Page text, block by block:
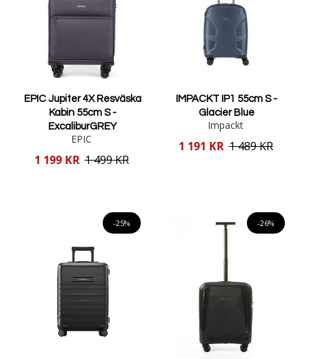
EPIC Jupiter 4X Resväska
Kabin 55cm S -
ExcaliburGREY
EPIC
Reducerat
1 199 KR 1 499 KR
IMPACKT IP1 55cm S -
Glacier Blue
Impackt
Reducerat
1 191 KR 1 489 KR
-25% -26%